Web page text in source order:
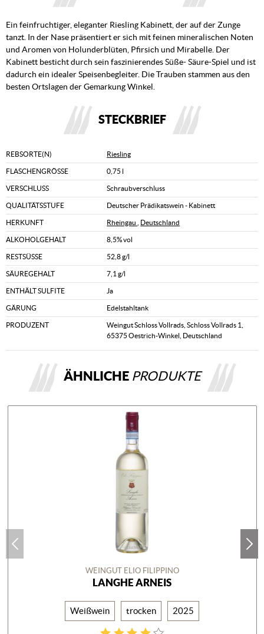
Ein feinfruchtiger, eleganter Riesling Kabinett, der auf der Zunge
tanzt. In der Nase präsentiert er sich mit feinen mineralischen Noten
und Aromen von Holunderblüten, Pfirsich und Mirabelle. Der
Kabinett besticht durch sein faszinierendes Süße- Säure-Spiel und ist
dadurch ein idealer Speisenbegleiter. Die Trauben stammen aus den
besten Ortslagen der Gemarkung Winkel.
STECKBRIEF
REBSORTE(N) Riesling
FLASCHENGRÖSSE 0,75 l
VERSCHLUSS Schraubverschluss
QUALITÄTSSTUFE Deutscher Prädikatswein - Kabinett
HERKUNFT Rheingau Deutschland
ALKOHOLGEHALT 8,5% vol
RESTSÜSSE 52,8 g/l
SÄUREGEHALT 7,1 g/l
ENTHÄLT SULFITE Ja
GÄRUNG Edelstahltank
PRODUZENT
Weingut Schloss Vollrads, Schloss Vollrads 1,
65375 Oestrich-Winkel, Deutschland
ÄHNLICHE PRODUKTE
WEINGUT ELIO FILIPPINO
LANGHE ARNEIS
Weißwein trocken 2025